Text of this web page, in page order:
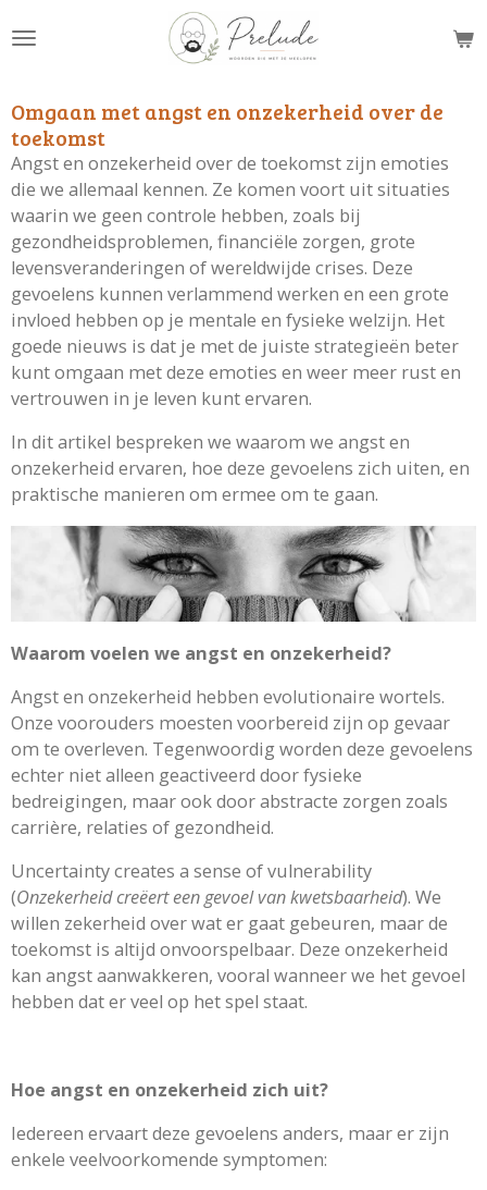
direct
de
hoofdinhoud
Omgaan met angst en onzekerheid over de
toekomst
Angst en onzekerheid over de toekomst zijn emoties
die we allemaal kennen. Ze komen voort uit situaties
waarin we geen controle hebben, zoals bij
gezondheidsproblemen, financiële zorgen, grote
levensveranderingen of wereldwijde crises. Deze
gevoelens kunnen verlammend werken en een grote
invloed hebben op je mentale en fysieke welzijn. Het
goede nieuws is dat je met de juiste strategieën beter
kunt omgaan met deze emoties en weer meer rust en
vertrouwen in je leven kunt ervaren.
In dit artikel bespreken we waarom we angst en
onzekerheid ervaren, hoe deze gevoelens zich uiten, en
praktische manieren om ermee om te gaan.
Waarom voelen we angst en onzekerheid?
Angst en onzekerheid hebben evolutionaire wortels.
Onze voorouders moesten voorbereid zijn op gevaar
om te overleven. Tegenwoordig worden deze gevoelens
echter niet alleen geactiveerd door fysieke
bedreigingen, maar ook door abstracte zorgen zoals
carrière, relaties of gezondheid.
Uncertainty creates a sense of vulnerability
(Onzekerheid creëert een gevoel van kwetsbaarheid). We
willen zekerheid over wat er gaat gebeuren, maar de
toekomst is altijd onvoorspelbaar. Deze onzekerheid
kan angst aanwakkeren, vooral wanneer we het gevoel
hebben dat er veel op het spel staat.
Hoe angst en onzekerheid zich uit?
Iedereen ervaart deze gevoelens anders, maar er zijn
enkele veelvoorkomende symptomen: